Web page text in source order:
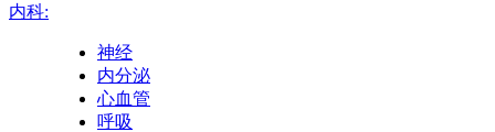
内科:
神经
内分泌
心血管
呼吸